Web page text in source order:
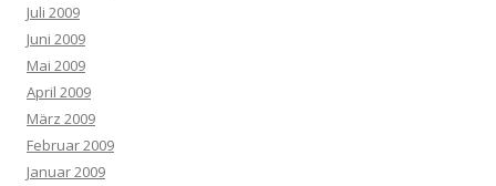
Juli 2009
Juni 2009
Mai 2009
April 2009
März 2009
Februar 2009
Januar 2009